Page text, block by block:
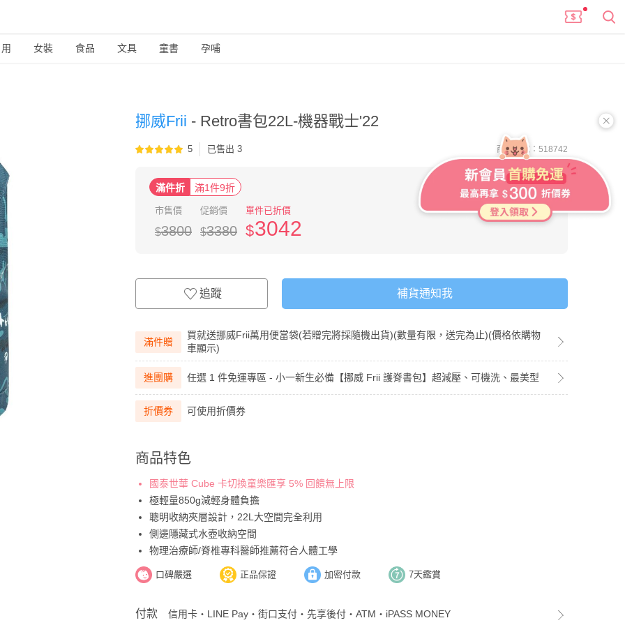
女裝 食品 文具 童書 孕哺
挪威Frii - Retro書包22L-機器戰士'22
5 已售出 3 商品編號：518742
滿件折 滿1件9折 進團購
市售價
$3800
促銷價
$3380
單件已折價
$3042
追蹤 補貨通知我
滿件贈
買就送挪威Frii萬用便當袋(若贈完將採隨機出貨)(數量有限，送完為止)(價格依購物
車顯示)
進團購 任選 1 件免運專區 - 小一新生必備【挪威 Frii 護脊書包】超減壓、可機洗、最美型
折價券 可使用折價券
商品特色
國泰世華 Cube 卡切換童樂匯享 5% 回饋無上限
極輕量850g減輕身體負擔
聰明收納夾層設計，22L大空間完全利用
側邊隱藏式水壺收納空間
物理治療師/脊椎專科醫師推薦符合人體工學
口碑嚴選 正品保證 加密付款 7天鑑賞
付款 信用卡・LINE Pay・街口支付・先享後付・ATM・iPASS MONEY